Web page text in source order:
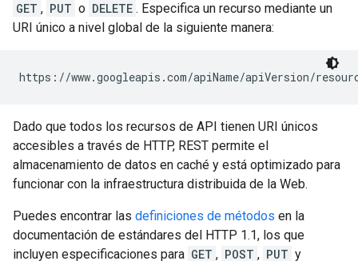
GET , PUT o DELETE . Especifica un recurso mediante un
URI único a nivel global de la siguiente manera:
https://www.googleapis.com/apiName/apiVersion/
Dado que todos los recursos de API tienen URI únicos
accesibles a través de HTTP, REST permite el
almacenamiento de datos en caché y está optimizado para
funcionar con la infraestructura distribuida de la Web.
Puedes encontrar las definiciones de métodos en la
documentación de estándares del HTTP 1.1, los que
incluyen especificaciones para GET , POST , PUT y